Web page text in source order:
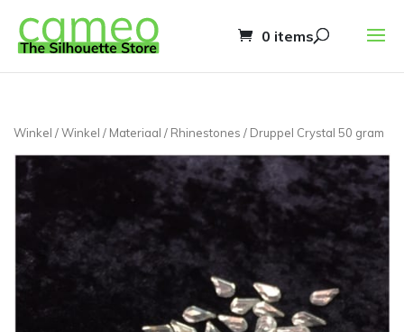
0 items
Winkel /Winkel / Materiaal / Rhinestones / Druppel Crystal 50 gram